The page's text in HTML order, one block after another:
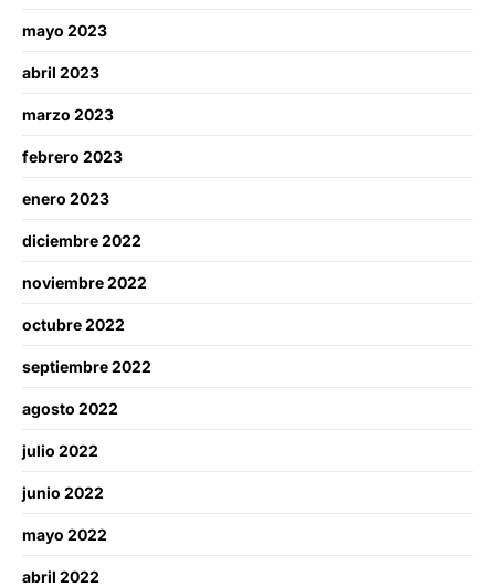
mayo 2023
abril 2023
marzo 2023
febrero 2023
enero 2023
diciembre 2022
noviembre 2022
octubre 2022
septiembre 2022
agosto 2022
julio 2022
junio 2022
mayo 2022
abril 2022